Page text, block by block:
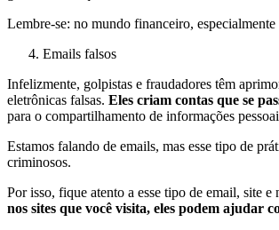
Lembre-se: no mundo financeiro, especialmente
Emails falsos
Infelizmente, golpistas e fraudadores têm
eletrônicas falsas. Eles criam contas que se
para o compartilhamento de informações
Estamos falando de emails, mas esse tipo de
criminosos.
Por isso, fique atento a esse tipo de email, site
nos sites que você visita, eles podem ajudar